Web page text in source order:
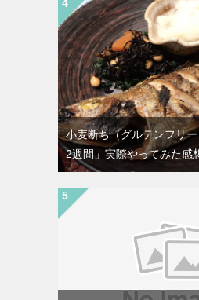
小麦断ち（グルテンフリ
2週間」実際やってみた感